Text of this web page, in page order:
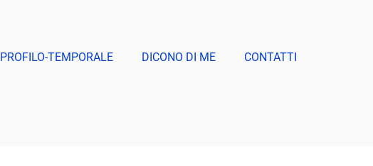
PROFILO-TEMPORALE DICONO DI ME CONTATTI